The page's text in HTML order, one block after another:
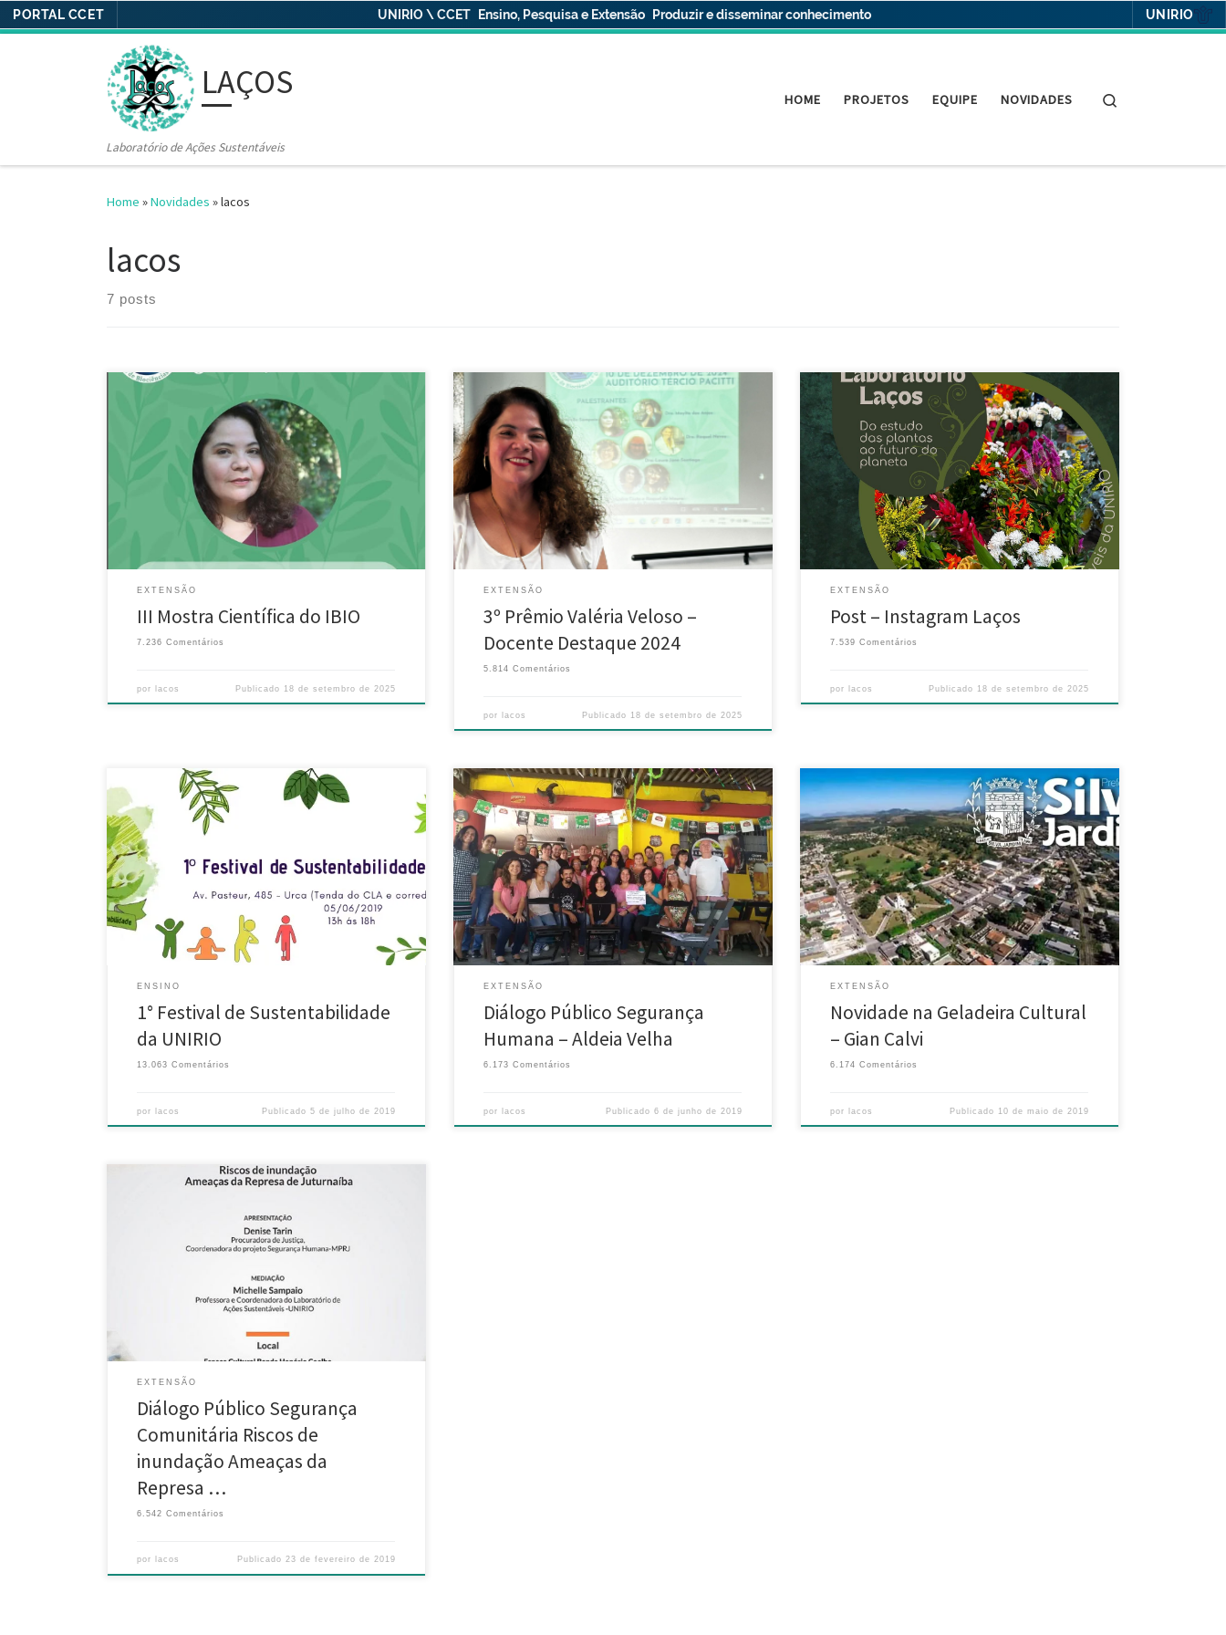
PORTAL CCET UNIRIO \ CCET Ensino, Pesquisa e Extensão Produzir e disseminar conhecimento UNIRIO
Skip to content
LAÇOS
Laboratório de Ações Sustentáveis
HOME PROJETOS EQUIPE NOVIDADES
Home »Novidades »lacos
lacos
7 posts
III Mostra Científica do IBIO
No dia 10 de
dezembro, o Instituto de Biociências realiza a terceira
edição de sua Mostra Científica, com o tema
“Biodiversidade e Sustentabilidade”. Este ano,
teremos a honra de contar com GRANDES
pesquisadoras do IBIO!
Às 14h30, a professora e
coordenadora do Laboratório Laços: […]
EXTENSÃO
III Mostra Científica do IBIO
7.236 Comentários
por lacos Publicado 18 de setembro de 2025
É com grande satisfação que anunciamos a vencedora
do 3º Prêmio Valéria Veloso – Docente Destaque
2024, concedido durante a III Mostra Científica do
Instituto de Biociências da UNIRIO (@ibio.unirio): a
estimada Profª Dra. Michelle Sampaio. Além de ser
reconhecida por sua trajetória, a professora também
nos brindou com a […]
EXTENSÃO
3º Prêmio Valéria Veloso –
Docente Destaque 2024
5.814 Comentários
por lacos Publicado 18 de setembro de 2025
Hoje apresentamos as disciplinas ministradas pela
Profa. e Dra. Michelle Cristina Sampaio em nossa
instituição.
Biologia Vegetal II – disciplina que
aprofunda o estudo das plantas, explorando suas
estruturas, funções e importância ecológica.
Desenvolvimento Sustentável – área que conecta
ciência, sociedade e meio ambiente, refletindo sobre
práticas que […]
EXTENSÃO
Post – Instagram Laços
7.539 Comentários
por lacos Publicado 18 de setembro de 2025
1° Festival de Sustentabilidade da UNIRIO No primeiro
semestre de 2019, em parceria com a turma de
Desenvolvimento Sustentável da professora Michelle
Cristina Sampaio foi realizado o Primeiro Festival de
Sustentabilidade da UNIRIO. O evento surgiu frente a
necessidade de um espaço de troca e integração de
conhecimentos para a […]
ENSINO
1° Festival de Sustentabilidade
da UNIRIO
13.063 Comentários
por lacos Publicado 5 de julho de 2019
Diálogo Público Segurança Humana – Aldeia Velha (03
de junho) Participantes: Representantes do ICMBio,
Defesa Civil Municipal, AMAVE, UFRJ, UNIRIO, MPRJ,
moradores do bairro de Aldeia Velha, Imbaú e
Varginha. Proposta: Abordar as questões envolvendo
as barragens da Lagoa de Juturnaíba; dinamização
social; apresentação do Projeto Filhote e do Morte
[…]
EXTENSÃO
Diálogo Público Segurança
Humana – Aldeia Velha
6.173 Comentários
por lacos Publicado 6 de junho de 2019
Reunião Geladeira Cultural Gian Calvi Participantes:
Michelle Sampaio, Ana Beatriz Fajoses, Rafael Mota,
Jade Melo e Luciene Nunes, Elbert Souza O espaço da
Geladeira Cultural se tornou um local de interação,
participação e realiza atividades periódicas
incentivando a leitura, escrita e o crescimento das
crianças e jovens locais, além […]
EXTENSÃO
Novidade na Geladeira Cultural
– Gian Calvi
6.174 Comentários
por lacos Publicado 10 de maio de 2019
inundação Ameaças da Represa de Juturnaíba (22 de
fevereiro) Participação: Alunos do Colégio Estadual
Sérvulo Mello, moradores de Rio Bonito, Silva Jardim,
Casimiro de Abreu e Maricá, atores sociais do
Movimento Silva Jardim Sustentável, representante do
ICMBIO, da Pestalozzi, Quebec, Cátedra UNESCO,
EXTENSÃO
Diálogo Público Segurança
Comunitária Riscos de
inundação Ameaças da
Represa …
6.542 Comentários
por lacos Publicado 23 de fevereiro de 2019